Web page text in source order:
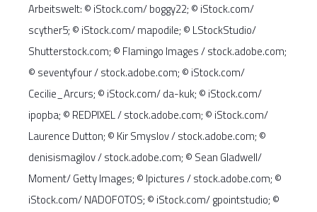
Arbeitswelt: © iStock.com/ boggy22; © iStock.com/
scyther5; © iStock.com/ mapodile; © LStockStudio/
Shutterstock.com; © Flamingo Images / stock.adobe.com;
© seventyfour / stock.adobe.com; © iStock.com/
Cecilie_Arcurs; © iStock.com/ da-kuk; © iStock.com/
ipopba; © REDPIXEL / stock.adobe.com; © iStock.com/
Laurence Dutton; © Kir Smyslov / stock.adobe.com; ©
denisismagilov / stock.adobe.com; © Sean Gladwell/
Moment/ Getty Images; © lpictures / stock.adobe.com; ©
iStock.com/ NADOFOTOS; © iStock.com/ gpointstudio; ©